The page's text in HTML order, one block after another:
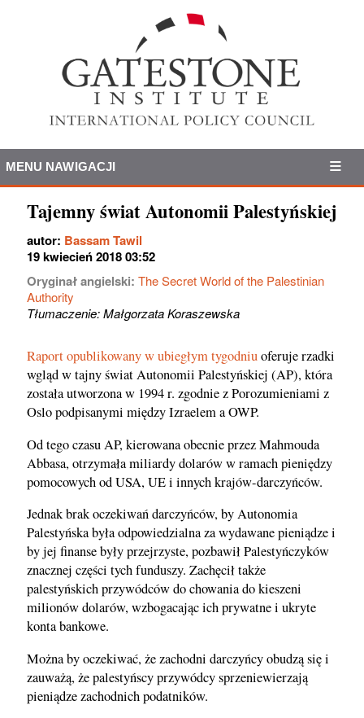
MENU NAWIGACJI
Tajemny świat Autonomii Palestyńskiej
autor: Bassam Tawil
19 kwiecień 2018 03:52
Oryginał angielski: The Secret World of the Palestinian
Authority
Tłumaczenie: Małgorzata Koraszewska
Raport opublikowany w ubiegłym tygodniuoferuje rzadki
wgląd w tajny świat Autonomii Palestyńskiej (AP), która
została utworzona w 1994 r. zgodnie z Porozumieniami z
Oslo podpisanymi między Izraelem a OWP.
Od tego czasu AP, kierowana obecnie przez Mahmouda
Abbasa, otrzymała miliardy dolarów w ramach pieniędzy
pomocowych od USA, UE i innych krajów-darczyńców.
Jednak brak oczekiwań darczyńców, by Autonomia
Palestyńska była odpowiedzialna za wydawane pieniądze i
by jej finanse były przejrzyste, pozbawił Palestyńczyków
znacznej części tych funduszy. Zachęcił także
palestyńskich przywódców do chowania do kieszeni
milionów dolarów, wzbogacając ich prywatne i ukryte
konta bankowe.
Można by oczekiwać, że zachodni darczyńcy obudzą się i
zauważą, że palestyńscy przywódcy sprzeniewierzają
pieniądze zachodnich podatników.